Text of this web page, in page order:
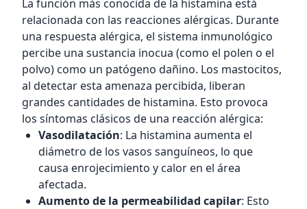
La función más conocida de la histamina está
relacionada con las reacciones alérgicas. Durante
una respuesta alérgica, el sistema inmunológico
percibe una sustancia inocua (como el polen o el
polvo) como un patógeno dañino. Los mastocitos,
al detectar esta amenaza percibida, liberan
grandes cantidades de histamina. Esto provoca
los síntomas clásicos de una reacción alérgica:
Vasodilatación: La histamina aumenta el
diámetro de los vasos sanguíneos, lo que
causa enrojecimiento y calor en el área
afectada.
Aumento de la permeabilidad capilar: Esto